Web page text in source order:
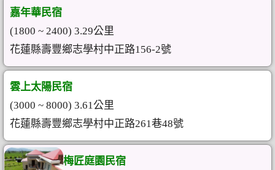
嘉年華民宿
(1800 ~ 2400) 3.29公里
花蓮縣壽豐鄉志學村中正路156-2號
雲上太陽民宿
(3000 ~ 8000) 3.61公里
花蓮縣壽豐鄉志學村中正路261巷48號
梅匠庭園民宿